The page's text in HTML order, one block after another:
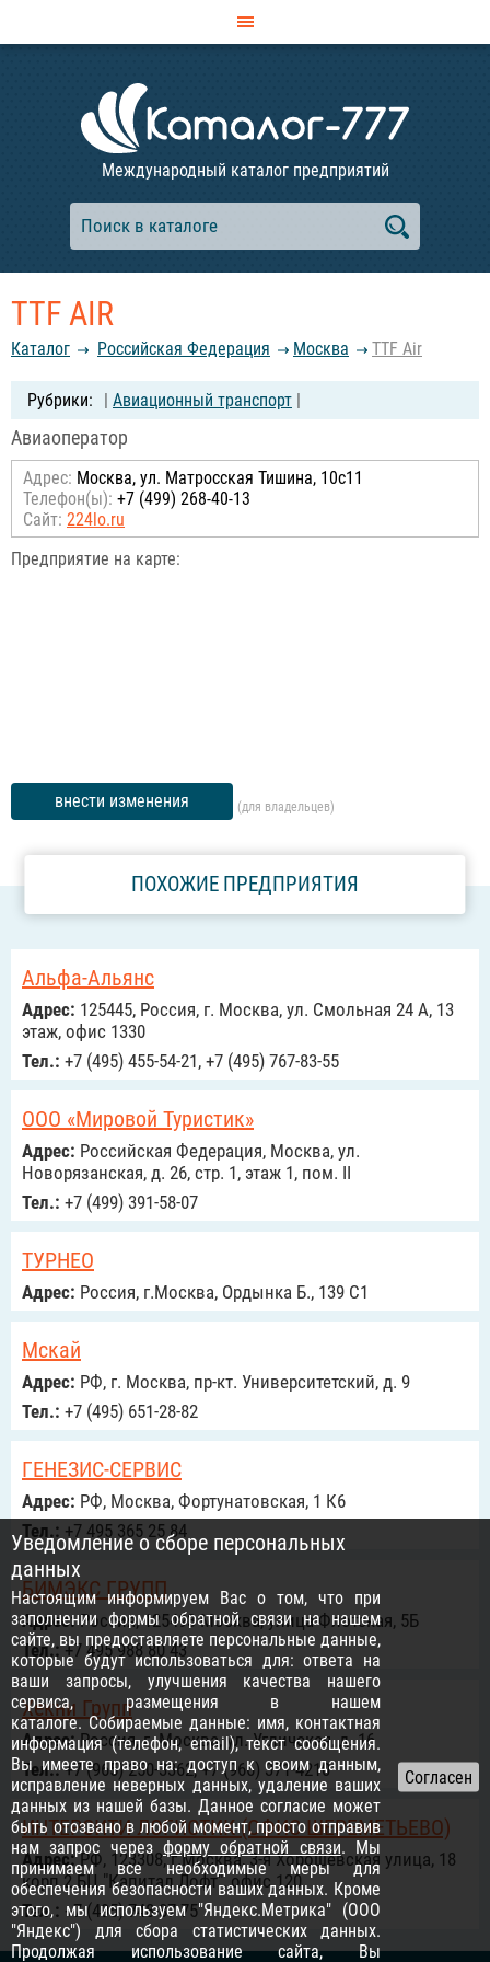
Международный каталог предприятий
TTF AIR
Каталог Российcкая Федерация Москва TTF Air
| Авиационный транспорт |
Авиаоператор
Адрес: Москва, ул. Матросская Тишина, 10с11
Телефон(ы): +7 (499) 268-40-13
Сайт: 224lo.ru
Предприятие на карте:
внести изменения (для владельцев)
ПОХОЖИЕ ПРЕДПРИЯТИЯ
Альфа-Альянс
Адрес: 125445, Россия, г. Москва, ул. Смольная 24 А, 13
этаж, офис 1330
Тел.: +7 (495) 455-54-21, +7 (495) 767-83-55
ООО «Мировой Туристик»
Адрес: Российcкая Федерация, Москва, ул.
Новорязанская, д. 26, стр. 1, этаж 1, пом. II
Тел.: +7 (499) 391-58-07
ТУРНЕО
Адрес: Россия, г.Москва, Ордынка Б., 139 С1
Мскай
Адрес: РФ, г. Москва, пр-кт. Университетский, д. 9
Тел.: +7 (495) 651-28-82
ГЕНЕЗИС-СЕРВИС
Адрес: РФ, Москва, Фортунатовская, 1 К6
Тел.: +7 495 365 25 84
БИМЭКС ГРУПП
Адрес:Россия, 125493 Москва, улица Флотская, 5Б
Тел.:+7 495 988 80 43
Хекни Групп
Адрес:Россия, г. Москва, ул. Угличская, д. 16
Тел.:+7 (965) 250-3362, +7 (966) 371-4210
ИНТЕРСИТИ ЛОГИСТИК (ОФИС ШЕРЕМЕТЬЕВО)
Адрес:РФ, 123308, г.Москва, 3-я Хорошёвская улица, 18
корп 2 БЦ "Капитал Лофт", офис 120
Тел.: +7 (495) 748-87-75
Уведомление о сборе персональных
данных
Настоящим информируем Вас о том, что при
заполнении формы обратной связи на нашем
сайте, вы предоставляете персональные данные,
которые будут использоваться для: ответа на
ваши запросы, улучшения качества нашего
сервиса, размещения в нашем
каталоге. Собираемые данные: имя, контактная
информация (телефон, email), текст сообщения.
Вы имеете право на: доступ к своим данным,
исправление неверных данных, удаление ваших
данных из нашей базы. Данное согласие может
быть отозвано в любой момент, просто отправив
нам запрос черезформу обратной связи. Мы
принимаем все необходимые меры для
обеспечения безопасности ваших данных. Кроме
этого, мы используем "Яндекс.Метрика" (ООО
"Яндекс") для сбора статистических данных.
Продолжая использование сайта, Вы